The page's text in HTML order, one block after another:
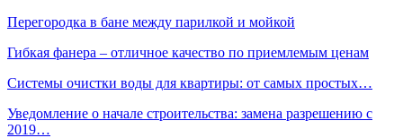
Перегородка в бане между парилкой и мойкой
Гибкая фанера – отличное качество по приемлемым ценам
Системы очистки воды для квартиры: от самых простых…
Уведомление о начале строительства: замена разрешению с
2019…